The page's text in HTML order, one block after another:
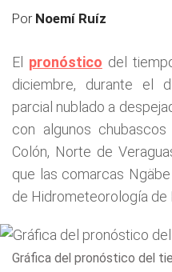
Por Noemí Ruíz
El pronóstico del
diciembre, durante el
parcial nublado a
con algunos
Colón, Norte de
que las comarcas
de Hidrometeorología de
Gráfica del pronóstico del